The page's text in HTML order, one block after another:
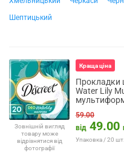
Шептицький
Зовнішній вигляд
товару може
відрізнятися від
фотографії
Краща ціна
Прокладки
Water Lily
мультиформ
59.00
від 49.00
Упаковка / 20 шт.